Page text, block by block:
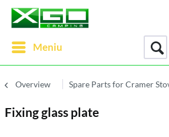
Meniu
Overview Spare Parts for Cramer
Fixing glass plate